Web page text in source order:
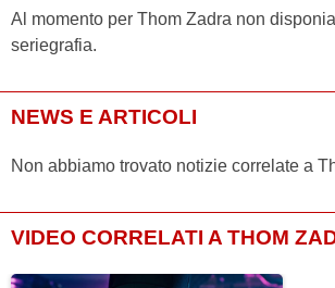
Al momento per Thom Zadra non
seriegrafia.
NEWS E ARTICOLI
Non abbiamo trovato notizie correlate a
VIDEO CORRELATI A THOM